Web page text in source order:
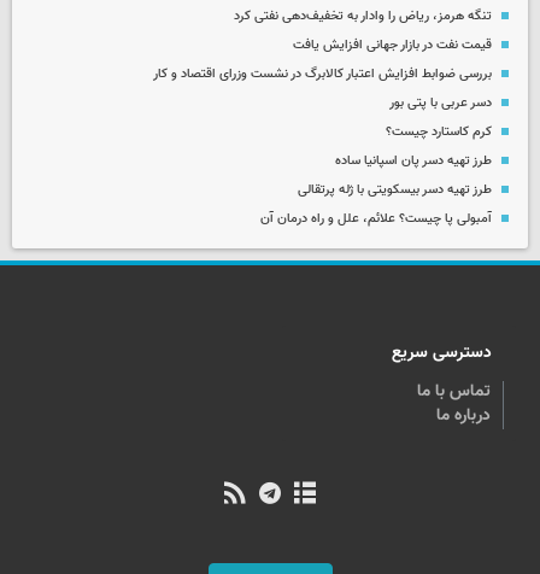
تنگه هرمز، ریاض را وادار به تخفیف‌دهی نفتی کرد
قیمت نفت در بازار جهانی افزایش یافت
بررسی ضوابط افزایش اعتبار کالابرگ در نشست وزرای اقتصاد و کار
دسر عربی با پتی بور
کرم کاستارد چیست؟
طرز تهیه دسر پان اسپانیا ساده
طرز تهیه دسر بیسکویتی با ژله پرتقالی
آمبولی پا چیست؟ علائم، علل و راه درمان آن
دسترسی سریع
تماس با ما
درباره ما